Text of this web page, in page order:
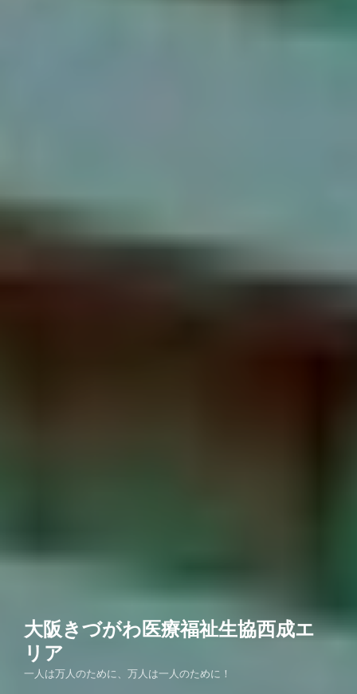
大阪きづがわ医療福祉生協西成エ
リア
一人は万人のために、万人は一人のために！